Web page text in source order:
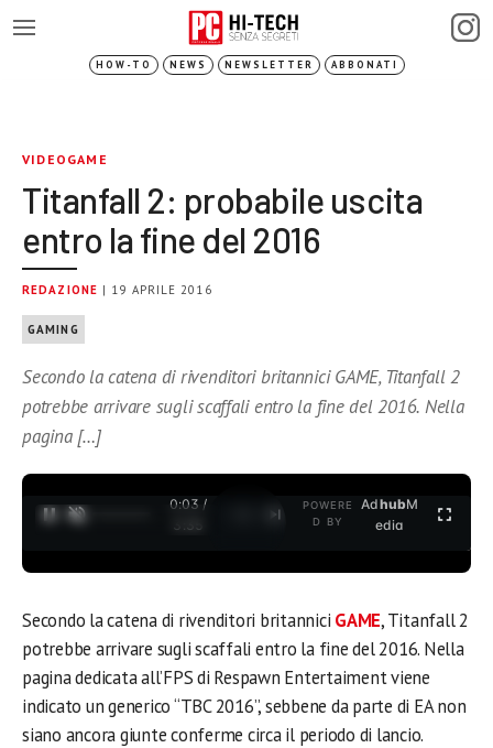
HOW-TO NEWS NEWSLETTER ABBONATI
VIDEOGAME
Titanfall 2: probabile uscita
entro la fine del 2016
REDAZIONE | 19 APRILE 2016
GAMING
Secondo la catena di rivenditori britannici GAME, Titanfall 2
potrebbe arrivare sugli scaffali entro la fine del 2016. Nella
pagina […]
0:03 /
3:35
POWERE
D BY
AdhubM
edia
Secondo la catena di rivenditori britannici GAME, Titanfall 2
potrebbe arrivare sugli scaffali entro la fine del 2016. Nella
pagina dedicata all’FPS di Respawn Entertaiment viene
indicato un generico “TBC 2016”, sebbene da parte di EA non
siano ancora giunte conferme circa il periodo di lancio.